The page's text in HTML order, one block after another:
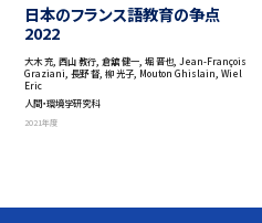
日本のフランス語教育の争点
2022
大木 充, 西山 教行, 倉舘 健一, 堀 晋也, Jean-François
Graziani, 長野 督, 柳 光子, Mouton Ghislain, Wiel
Eric
人間・環境学研究科
2021年度